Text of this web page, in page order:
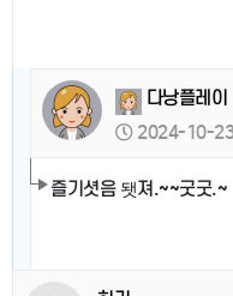
다낭플레이
2024-10-
즐기셧음 됏져.~~굿굿.~